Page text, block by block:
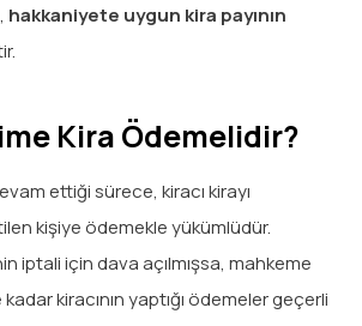
hakkaniyete uygun kira payının
Kira Ödemelidir?
ettiği sürece, kiracı kirayı
kişiye ödemekle yükümlüdür.
iptali için dava açılmışsa, mahkeme
kiracının yaptığı ödemeler geçerli